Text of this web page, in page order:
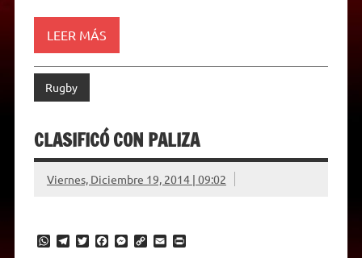
LEER MÁS
Rugby
CLASIFICÓ CON PALIZA
Viernes, Diciembre 19, 2014 | 09:02
W T
T
F
M C
E
P